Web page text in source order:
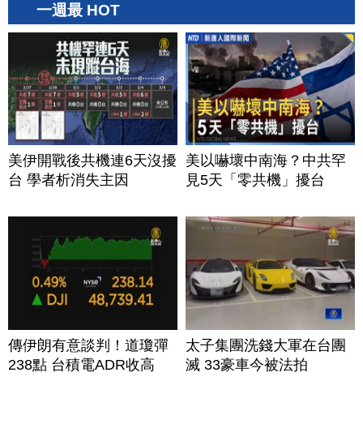
一週最 HOT
美伊開戰後共機連6天沒擾
台 學者析消失主因
美以嚇壞中南海？中共罕
見5天「零共機」擾台
傳伊朗有意談判！道瓊彈
238點 台積電ADR收高
太子集團洗錢大軍在台團
滅 33豪車今被法拍